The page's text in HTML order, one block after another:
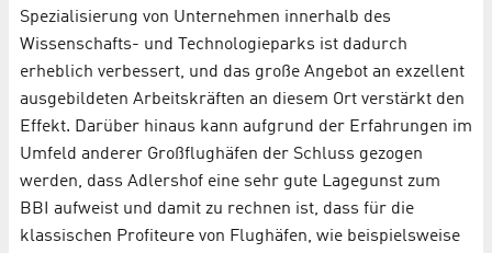
Spezialisierung von Unternehmen innerhalb des
Wissenschafts- und Technologieparks ist dadurch
erheblich verbessert, und das große Angebot an exzellent
ausgebildeten Arbeitskräften an diesem Ort verstärkt den
Effekt. Darüber hinaus kann aufgrund der Erfahrungen im
Umfeld anderer Großflughäfen der Schluss gezogen
werden, dass Adlershof eine sehr gute Lagegunst zum
BBI aufweist und damit zu rechnen ist, dass für die
klassischen Profiteure von Flughäfen, wie beispielsweise